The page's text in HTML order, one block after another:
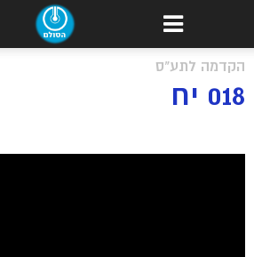
הקדמה לתע"ס
018 יח